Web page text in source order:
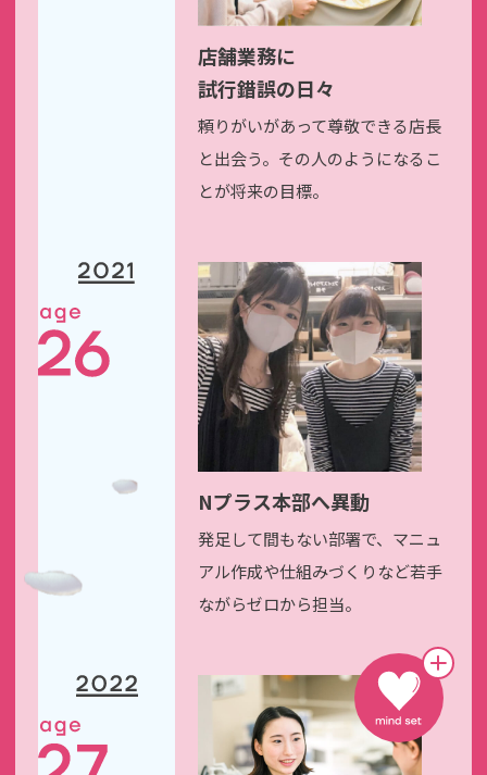
店舗業務に
試行錯誤の日々
頼りがいがあって尊敬できる店長
と出会う。その人のようになるこ
とが将来の目標。
Nプラス本部へ異動
発足して間もない部署で、 マニュ
アル作成や仕組みづくりなど若手
ながらゼロから担当。